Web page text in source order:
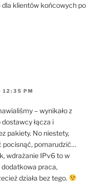
dla klientów końcowych po
12:35 PM
– wynikało z
łącza i
pakiety. No niestety,
pocisnąć, pomarudzić…
wdrażanie IPv6 to w
praca,
działa bez tego.